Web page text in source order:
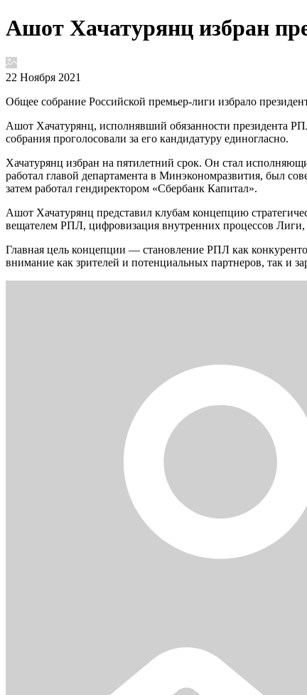
Ашот Хачатурянц избран
22 Ноября 2021
Общее собрание Российской премьер-лиги избрало
Ашот Хачатурянц, исполнявший обязанности президента
собрания проголосовали за его кандидатуру единогласно.
Хачатурянц избран на пятилетний срок. Он стал
работал главой департамента в Минэкономразвития, был
затем работал гендиректором «Сбербанк Капитал».
Ашот Хачатурянц представил клубам концепцию
вещателем РПЛ, цифровизация внутренних процессов
Главная цель концепции — становление РПЛ как
внимание как зрителей и потенциальных партнеров, так и